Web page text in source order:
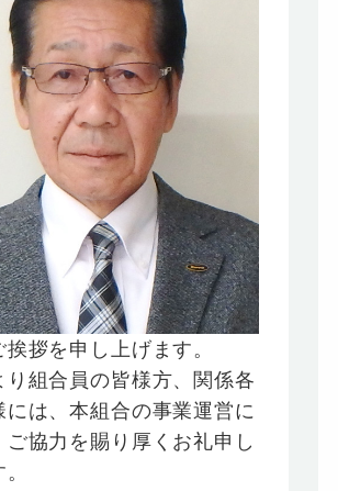
拶を申し上げます。
組合員の皆様方、関係各
には、本組合の事業運営に
ご協力を賜り厚くお礼申し